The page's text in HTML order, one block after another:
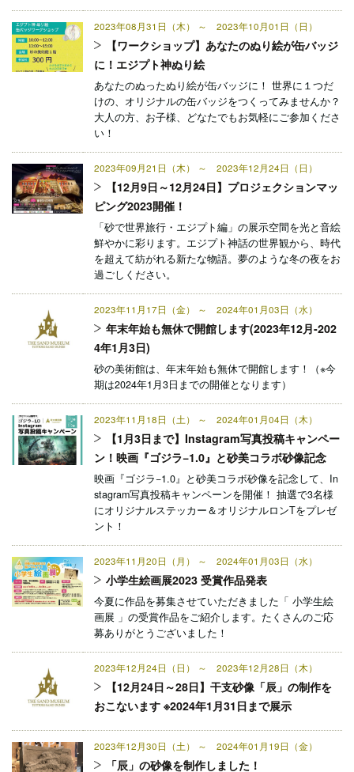
2023年08月31日（木） ～ 2023年10月01日（日）
【ワークショップ】あなたのぬり絵が缶バッジ
に！エジプト神ぬり絵
あなたのぬったぬり絵が缶バッジに！ 世界に１つだ
けの、オリジナルの缶バッジをつくってみませんか？
大人の方、お子様、どなたでもお気軽にご参加くださ
い！
2023年09月21日（木） ～ 2023年12月24日（日）
【12月9日～12月24日】プロジェクションマッ
ピング2023開催！
「砂で世界旅行・エジプト編」の展示空間を光と音絵
鮮やかに彩ります。エジプト神話の世界観から、時代
を超えて紡がれる新たな物語。夢のような冬の夜をお
過ごしください。
2023年11月17日（金） ～ 2024年01月03日（水）
年末年始も無休で開館します(2023年12月-202
4年1月3日)
砂の美術館は、年末年始も無休で開館します！（※今
期は2024年1月3日までの開催となります）
2023年11月18日（土） ～ 2024年01月04日（木）
【1月3日まで】Instagram写真投稿キャンペー
ン！映画『ゴジラ−1.0』と砂美コラボ砂像記念
映画『ゴジラ−1.0』と砂美コラボ砂像を記念して、In
stagram写真投稿キャンペーンを開催！ 抽選で3名様
にオリジナルステッカー＆オリジナルロンTをプレゼ
ント！
2023年11月20日（月） ～ 2024年01月03日（水）
小学生絵画展2023 受賞作品発表
今夏に作品を募集させていただきました「 小学生絵
画展 」の受賞作品をご紹介します。たくさんのご応
募ありがとうございました！
2023年12月24日（日） ～ 2023年12月28日（木）
【12月24日～28日】干支砂像「辰」の制作を
おこないます ※2024年1月31日まで展示
2023年12月30日（土） ～ 2024年01月19日（金）
「辰」の砂像を制作しました！